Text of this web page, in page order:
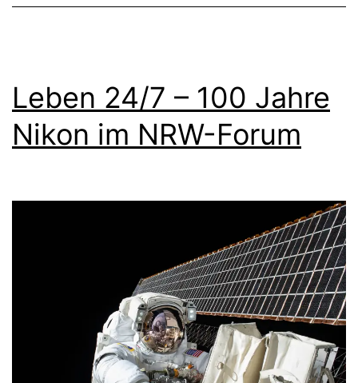
r
e
e
n
/
d
r
g
r
o
ß
Leben 24/7 – 100 Jahre
Nikon im NRW-Forum